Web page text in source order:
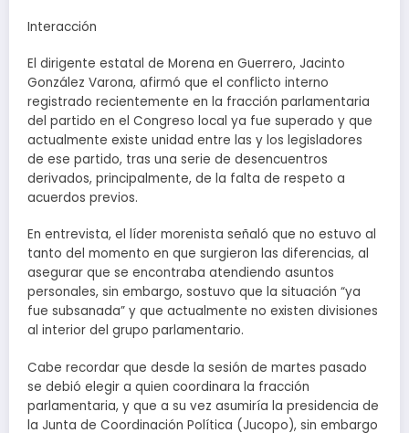
Interacción
El dirigente estatal de Morena en Guerrero, Jacinto
González Varona, afirmó que el conflicto interno
registrado recientemente en la fracción parlamentaria
del partido en el Congreso local ya fue superado y que
actualmente existe unidad entre las y los legisladores
de ese partido, tras una serie de desencuentros
derivados, principalmente, de la falta de respeto a
acuerdos previos.
En entrevista, el líder morenista señaló que no estuvo al
tanto del momento en que surgieron las diferencias, al
asegurar que se encontraba atendiendo asuntos
personales, sin embargo, sostuvo que la situación “ya
fue subsanada” y que actualmente no existen divisiones
al interior del grupo parlamentario.
Cabe recordar que desde la sesión de martes pasado
se debió elegir a quien coordinara la fracción
parlamentaria, y que a su vez asumiría la presidencia de
la Junta de Coordinación Política (Jucopo), sin embargo